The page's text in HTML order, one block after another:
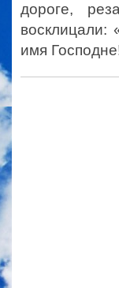
дороге,
восклицали:
имя